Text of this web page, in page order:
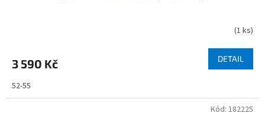
(1 ks)
3 590 Kč DETAIL
52-55
Kód: 182225